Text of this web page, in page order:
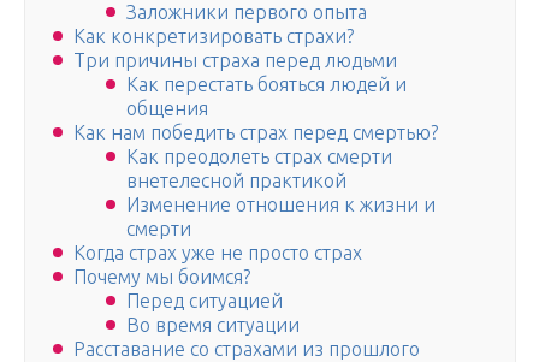
Заложники первого опыта
Как конкретизировать страхи?
Три причины страха перед людьми
Как перестать бояться людей и
общения
Как нам победить страх перед смертью?
Как преодолеть страх смерти
внетелесной практикой
Изменение отношения к жизни и
смерти
Когда страх уже не просто страх
Почему мы боимся?
Перед ситуацией
Во время ситуации
Расставание со страхами из прошлого